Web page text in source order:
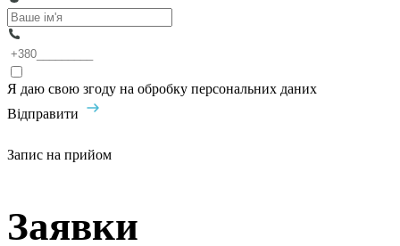
Я даю свою згоду на обробку персональних даних
Відправити
Запис на прийом
Заявки